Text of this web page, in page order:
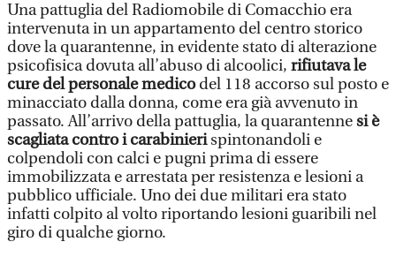
Una pattuglia del Radiomobile di Comacchio era
intervenuta in un appartamento del centro storico
dove la quarantenne, in evidente stato di alterazione
psicofisica dovuta all’abuso di alcoolici, rifiutava le
cure del personale medicodel 118 accorso sul posto e
minacciato dalla donna, come era già avvenuto in
passato. All’arrivo della pattuglia, la quarantennesi è
scagliata contro i carabinierispintonandoli e
colpendoli con calci e pugni prima di essere
immobilizzata e arrestata per resistenza e lesioni a
pubblico ufficiale. Uno dei due militari era stato
infatti colpito al volto riportando lesioni guaribili nel
giro di qualche giorno.